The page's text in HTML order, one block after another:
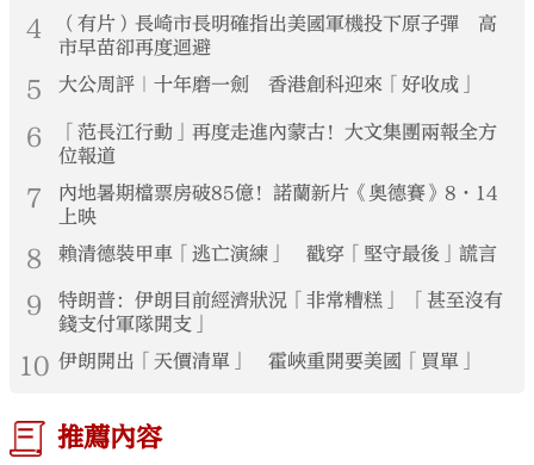
4
（有片）長崎市長明確指出美國軍機投下原子彈 高
市早苗卻再度迴避
5 大公周評｜十年磨一劍 香港創科迎來「好收成」
6
「范長江行動」再度走進內蒙古！大文集團兩報全方
位報道
7
內地暑期檔票房破85億！諾蘭新片《奧德賽》8·14
上映
8 賴清德裝甲車「逃亡演練」 戳穿「堅守最後」謊言
9
特朗普：伊朗目前經濟狀況「非常糟糕」 「甚至沒有
錢支付軍隊開支」
10 伊朗開出「天價清單」 霍峽重開要美國「買單」
推薦內容